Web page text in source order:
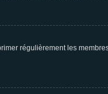
régulièrement les